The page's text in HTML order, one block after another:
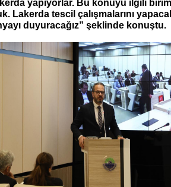
yapıyorlar. Bu konuyu ilgili
Lakerda tescil çalışmalarını
duyuracağız” şeklinde konuştu.